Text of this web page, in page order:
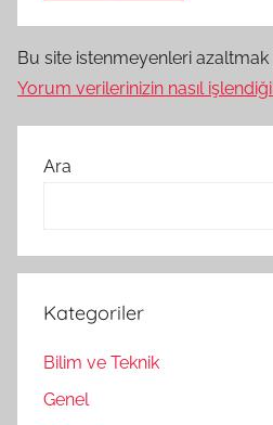
Bu site istenmeyenleri azaltmak
Yorum verilerinizin nasıl
Ara
Kategoriler
Bilim ve Teknik
Genel